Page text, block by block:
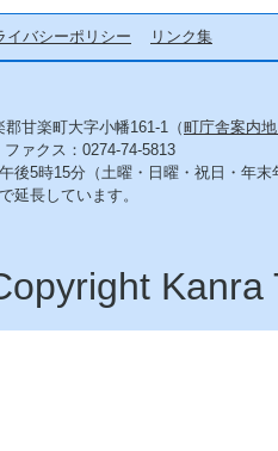
イバシーポリシー リンク集
甘楽町大字小幡161-1（町庁舎案内
ァクス：0274-74-5813
後5時15分（土曜・日曜・祝日・年末
延長しています。
Kanra